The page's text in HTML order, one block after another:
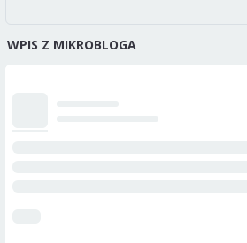
WPIS Z MIKROBLOGA